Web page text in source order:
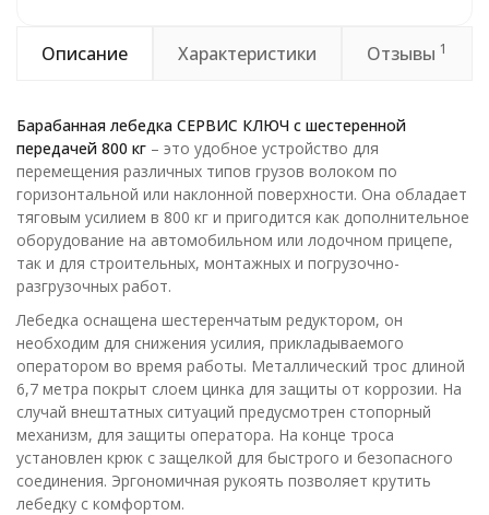
Описание Характеристики Отзывы 1
Барабанная лебедка СЕРВИС КЛЮЧ с шестеренной
передачей 800 кг – это удобное устройство для
перемещения различных типов грузов волоком по
горизонтальной или наклонной поверхности. Она обладает
тяговым усилием в 800 кг и пригодится как дополнительное
оборудование на автомобильном или лодочном прицепе,
так и для строительных, монтажных и погрузочно-
разгрузочных работ.
Лебедка оснащена шестеренчатым редуктором, он
необходим для снижения усилия, прикладываемого
оператором во время работы. Металлический трос длиной
6,7 метра покрыт слоем цинка для защиты от коррозии. На
случай внештатных ситуаций предусмотрен стопорный
механизм, для защиты оператора. На конце троса
установлен крюк с защелкой для быстрого и безопасного
соединения. Эргономичная рукоять позволяет крутить
лебедку с комфортом.